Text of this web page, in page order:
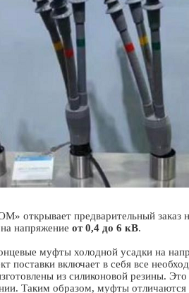
открывает предварительный заказ
напряжениеот 0,4 до 6 кВ.
муфты холодной усадки на
поставки включает в себя все
из силиконовой резины.
Таким образом, муфты